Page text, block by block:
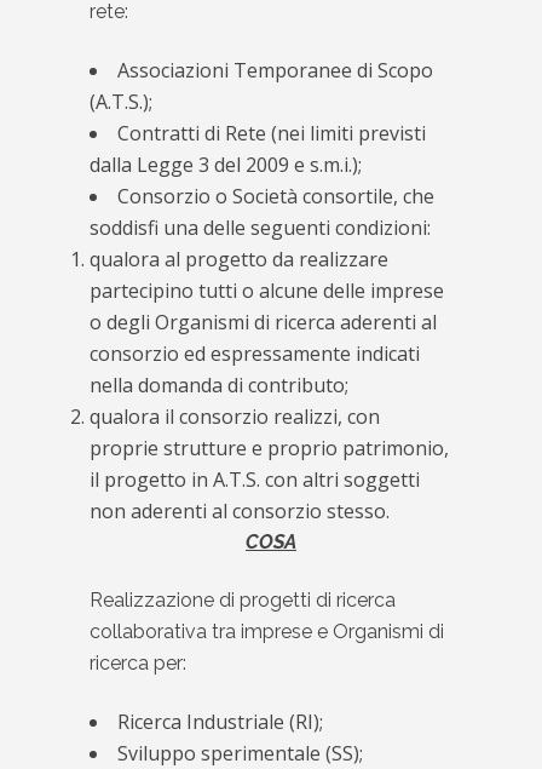
rete:
Associazioni Temporanee di Scopo
(A.T.S.);
Contratti di Rete (nei limiti previsti
dalla Legge 3 del 2009 e s.m.i.);
Consorzio o Società consortile, che
soddisfi una delle seguenti condizioni:
qualora al progetto da realizzare
partecipino tutti o alcune delle imprese
o degli Organismi di ricerca aderenti al
consorzio ed espressamente indicati
nella domanda di contributo;
qualora il consorzio realizzi, con
proprie strutture e proprio patrimonio,
il progetto in A.T.S. con altri soggetti
non aderenti al consorzio stesso.
COSA
Realizzazione di progetti di ricerca
collaborativa tra imprese e Organismi di
ricerca per:
Ricerca Industriale (RI);
Sviluppo sperimentale (SS);